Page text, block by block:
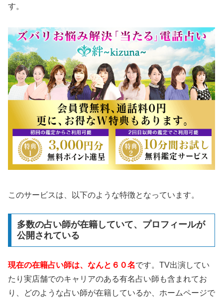
す。
このサービスは、以下のような特徴となっています。
多数の占い師が在籍していて、プロフィールが
公開されている
現在の在籍占い師は、なんと６０名です。TV出演してい
たり実店舗でのキャリアのある有名占い師も含まれてお
り、どのような占い師が在籍しているか、ホームページで